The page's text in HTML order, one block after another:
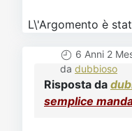
L\'Argomento è
6 Anni 2
da dubbioso
Risposta da
semplice